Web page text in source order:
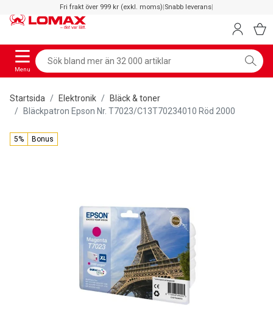
Fri frakt över 999 kr (exkl. moms)|Snabb leverans|
Menu
Startsida Elektronik
Bläck & toner
Bläckpatron Epson Nr. T7023/C13T70234010 Röd 2000
5% Bonus